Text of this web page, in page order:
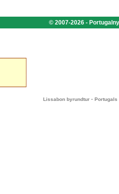
© 2007-2026 -
Lissabon byrundtur - Portugals